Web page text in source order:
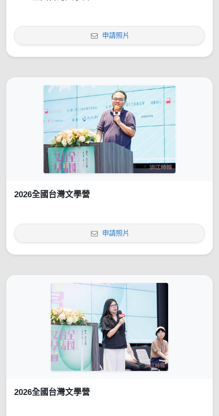
申請照片
2026全國台灣文學營
申請照片
2026全國台灣文學營